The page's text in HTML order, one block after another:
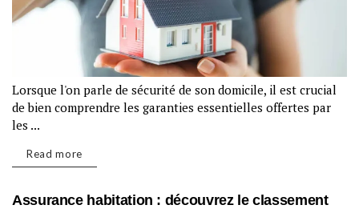
Lorsque l'on parle de sécurité de son domicile, il est crucial
de bien comprendre les garanties essentielles offertes par
les ...
Read more
Assurance habitation : découvrez le classement